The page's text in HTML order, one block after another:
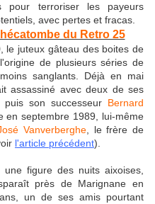
pour terroriser les payeurs
avec pertes et fracas.
du Retro 25
le juteux gâteau des boites de
de plusieurs séries de
sanglants. Déjà en mai
assassiné avec deux de ses
son successeur Bernard
en septembre 1989, lui-même
Vanverberghe, le frère de
l'article précédent).
figure des nuits aixoises,
près de Marignane en
un de ses amis pourtant